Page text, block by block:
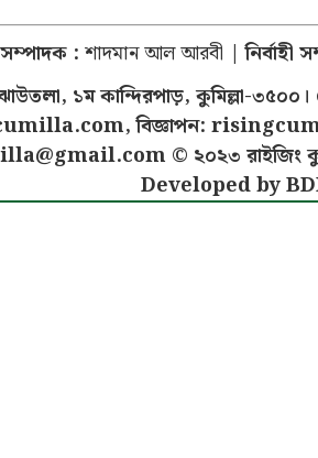
সম্পাদক : শাদমান আল আরবী | নির্বাহী
১ম কান্দিরপাড়, কুমিল্লা-
, বিজ্ঞাপন:
© ২০২৩ রাইজিং
Developed by